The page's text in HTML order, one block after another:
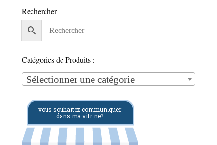
Rechercher
Catégories de Produits :
Sélectionner une catégorie
vous souhaitez communiquer
dans ma vitrine?